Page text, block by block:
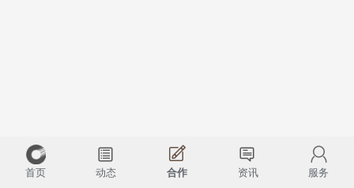
首页 动态 合作 资讯 服务